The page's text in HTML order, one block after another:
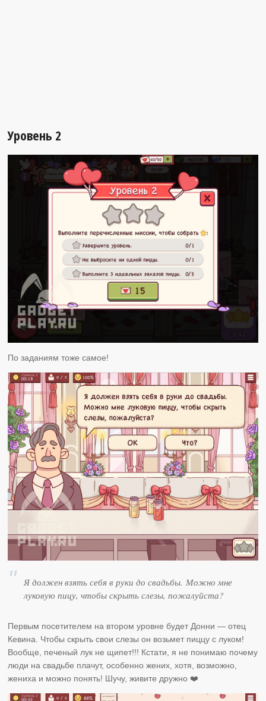
Уровень 2
По заданиям тоже самое!
Я должен взять себя в руки до свадьбы. Можно мне
луковую пицу, чтобы скрыть слезы, пожалуйста?
Первым посетителем на втором уровне будет Донни — отец
Кевина. Чтобы скрыть свои слезы он возьмет пиццу с луком!
Вообще, печеный лук не щипет!!! Кстати, я не понимаю почему
люди на свадьбе плачут, особенно жених, хотя, возможно,
жениха и можно понять! Шучу, живите дружно ❤️